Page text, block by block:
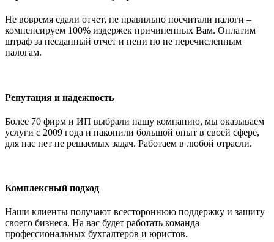
Не вовремя сдали отчет, не правильно посчитали налоги –
компенсируем 100% издержек причиненных Вам. Оплатим
штраф за несданный отчет и пени по не перечисленным
налогам.
Репутация и надежность
Более 70 фирм и ИП выбрали нашу компанию, мы оказываем
услуги с 2009 года и накопили большой опыт в своей сфере,
для нас нет не решаемых задач. Работаем в любой отрасли.
Комплексный подход
Наши клиенты получают всестороннюю поддержку и защиту
своего бизнеса. На вас будет работать команда
профессиональных бухгалтеров и юристов.